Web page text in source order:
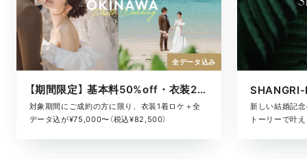
【期間限定】 基本料50%off・衣装2着ロケ
対象期間にご成約の方に限り、衣装1着ロケ＋全
データ込が¥75,000〜（税込¥82,500）
全データ込み
新しい結婚記念
トーリーで叶